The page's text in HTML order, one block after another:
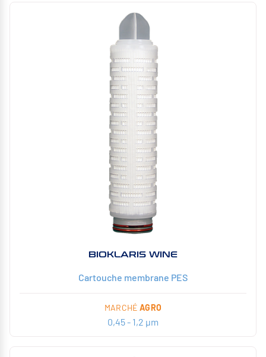
BIOKLARIS WINE
Cartouche membrane PES
MARCHÉ AGRO
0,45 - 1,2 µm